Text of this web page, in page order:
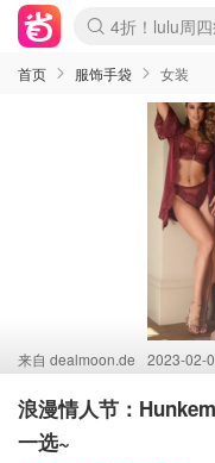
Boticinal 夏促
4折！lulu周
还没结束！
Joybuy变相75
速领！Stanley
疑似霸哥！
Zalando 奥莱
Moncler反季
Coach
首页 服饰手袋 女装
来自 dealmoon.de 2023-02-
浪漫情人节：
一选~